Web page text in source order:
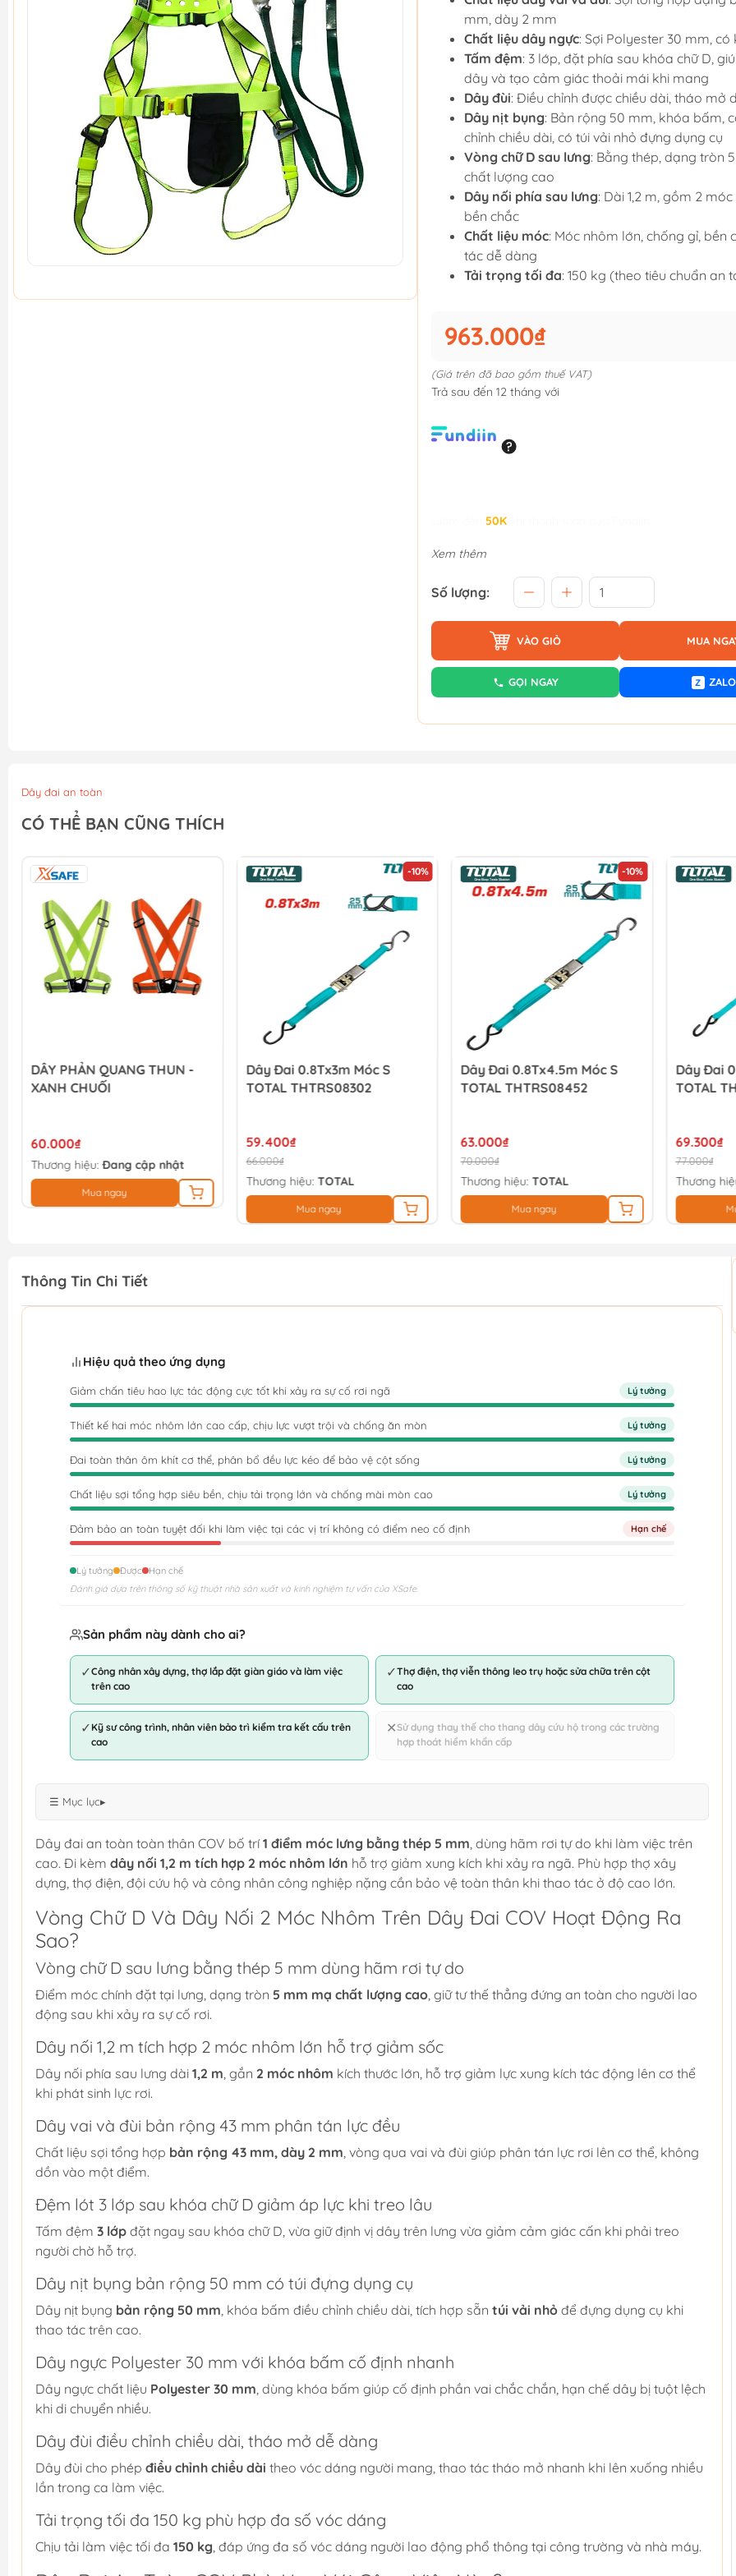
mm, dày 2 mm
Chất liệu dây ngực: Sợi Polyester 30 mm,
Tấm đệm: 3 lớp, đặt phía sau khóa chữ D,
dây và tạo cảm giác thoải mái khi mang
Dây đùi: Điều chỉnh được chiều dài, tháo mở
Dây nịt bụng: Bản rộng 50 mm, khóa bấm,
chỉnh chiều dài, có túi vải nhỏ đựng dụng cụ
Vòng chữ D sau lưng: Bằng thép, dạng tròn
chất lượng cao
Dây nối phía sau lưng: Dài 1,2 m, gồm 2
bền chắc
Chất liệu móc: Móc nhôm lớn, chống gỉ, bền
tác dễ dàng
Tải trọng tối đa: 150 kg (theo tiêu chuẩn an
963.000₫
(Giá trên đã bao gồm thuế VAT)
Trả sau đến 12 tháng với
50K
Xem thêm
Số lượng:
VÀO GIỎ MUA
GỌI NGAY Z ZALO
Dây đai an toàn
CÓ THỂ BẠN CŨNG THÍCH
DÂY PHẢN QUANG THUN -
XANH CHUỐI
60.000₫
Thương hiệu:Đang cập nhật
Mua ngay
-10%
Dây Đai 0.8Tx3m Móc S
TOTAL THTRS08302
59.400₫
66.000₫
Thương hiệu: TOTAL
Mua ngay
-10%
Dây Đai 0.8Tx4.5m Móc S
TOTAL THTRS08452
63.000₫
70.000₫
Thương hiệu: TOTAL
Mua ngay
Dây Đai
TOTAL
69.300₫
77.000₫
Thương
Thông Tin Chi Tiết
Hiệu quả theo ứng dụng
Giảm chấn tiêu hao lực tác động cực tốt khi xảy ra sự cố rơi ngã Lý tưởng
Thiết kế hai móc nhôm lớn cao cấp, chịu lực vượt trội và chống ăn mòn Lý tưởng
Đai toàn thân ôm khít cơ thể, phân bổ đều lực kéo để bảo vệ cột sống Lý tưởng
Chất liệu sợi tổng hợp siêu bền, chịu tải trọng lớn và chống mài mòn cao Lý tưởng
Đảm bảo an toàn tuyệt đối khi làm việc tại các vị trí không có điểm neo cố định Hạn chế
Lý tưởng Được
Hạn chế
Đánh giá dựa trên thông số kỹ thuật nhà sản xuất và kinh nghiệm tư vấn của XSafe.
Sản phẩm này dành cho ai?
✓Công nhân xây dựng, thợ lắp đặt giàn giáo và làm việc
trên cao
✓Thợ điện, thợ viễn thông leo trụ hoặc sửa chữa trên cột
cao
✓ Kỹ sư công trình, nhân viên bảo trì kiểm tra kết cấu trên
cao
✕Sử dụng thay thế cho thang dây cứu hộ trong các trường
hợp thoát hiểm khẩn cấp
☰ Mục lục▸
Dây đai an toàn toàn thân COV bố trí1 điểm móc lưng bằng thép 5 mm, dùng hãm rơi tự do khi làm việc trên
cao. Đi kèm dây nối 1,2 m tích hợp 2 móc nhôm lớn hỗ trợ giảm xung kích khi xảy ra ngã. Phù hợp thợ xây
dựng, thợ điện, đội cứu hộ và công nhân công nghiệp nặng cần bảo vệ toàn thân khi thao tác ở độ cao lớn.
Vòng Chữ D Và Dây Nối 2 Móc Nhôm Trên Dây Đai COV Hoạt Động Ra
Sao?
Vòng chữ D sau lưng bằng thép 5 mm dùng hãm rơi tự do
Điểm móc chính đặt tại lưng, dạng tròn 5 mm mạ chất lượng cao, giữ tư thế thẳng đứng an toàn cho người lao
động sau khi xảy ra sự cố rơi.
Dây nối 1,2 m tích hợp 2 móc nhôm lớn hỗ trợ giảm sốc
Dây nối phía sau lưng dài 1,2 m, gắn 2 móc nhôm kích thước lớn, hỗ trợ giảm lực xung kích tác động lên cơ thể
khi phát sinh lực rơi.
Dây vai và đùi bản rộng 43 mm phân tán lực đều
Chất liệu sợi tổng hợp bản rộng 43 mm, dày 2 mm, vòng qua vai và đùi giúp phân tán lực rơi lên cơ thể, không
dồn vào một điểm.
Đệm lót 3 lớp sau khóa chữ D giảm áp lực khi treo lâu
Tấm đệm 3 lớp đặt ngay sau khóa chữ D, vừa giữ định vị dây trên lưng vừa giảm cảm giác cấn khi phải treo
người chờ hỗ trợ.
Dây nịt bụng bản rộng 50 mm có túi đựng dụng cụ
Dây nịt bụng bản rộng 50 mm, khóa bấm điều chỉnh chiều dài, tích hợp sẵn túi vải nhỏ để đựng dụng cụ khi
thao tác trên cao.
Dây ngực Polyester 30 mm với khóa bấm cố định nhanh
Dây ngực chất liệu Polyester 30 mm, dùng khóa bấm giúp cố định phần vai chắc chắn, hạn chế dây bị tuột lệch
khi di chuyển nhiều.
Dây đùi điều chỉnh chiều dài, tháo mở dễ dàng
Dây đùi cho phép điều chỉnh chiều dài theo vóc dáng người mang, thao tác tháo mở nhanh khi lên xuống nhiều
lần trong ca làm việc.
Tải trọng tối đa 150 kg phù hợp đa số vóc dáng
Chịu tải làm việc tối đa 150 kg, đáp ứng đa số vóc dáng người lao động phổ thông tại công trường và nhà máy.